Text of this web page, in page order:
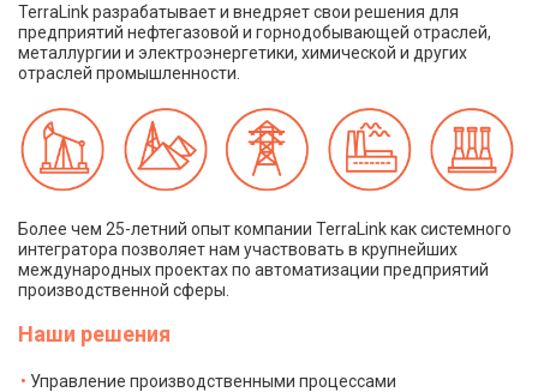
TerraLink разрабатывает и внедряет свои решения для
предприятий нефтегазовой и горнодобывающей отраслей,
металлургии и электроэнергетики, химической и других
отраслей промышленности.
Более чем 25-летний опыт компании TerraLink как системного
интегратора позволяет нам участвовать в крупнейших
международных проектах по автоматизации предприятий
производственной сферы.
Наши решения
Управление производственными процессами